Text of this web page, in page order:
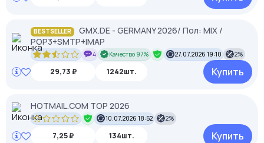
BESTSELLER
GMX.DE - GERMANY 2026/ Пол: MIX /
POP3+SMTP+IMAP
4 Качество 97% 27.07.2026 19:10 2%
29,73 ₽ 1242шт. Купить
HOTMAIL.COM TOP 2026
10.07.2026 18:52 2%
7,25 ₽ 134шт. Купить